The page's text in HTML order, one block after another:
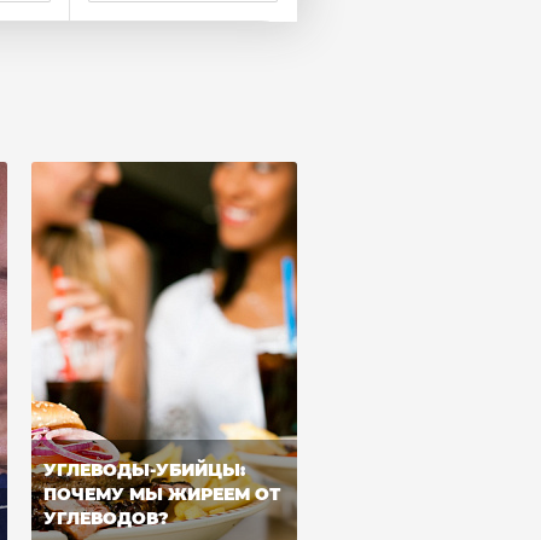
УГЛЕВОДЫ-УБИЙЦЫ:
ПОЧЕМУ МЫ ЖИРЕЕМ ОТ
УГЛЕВОДОВ?